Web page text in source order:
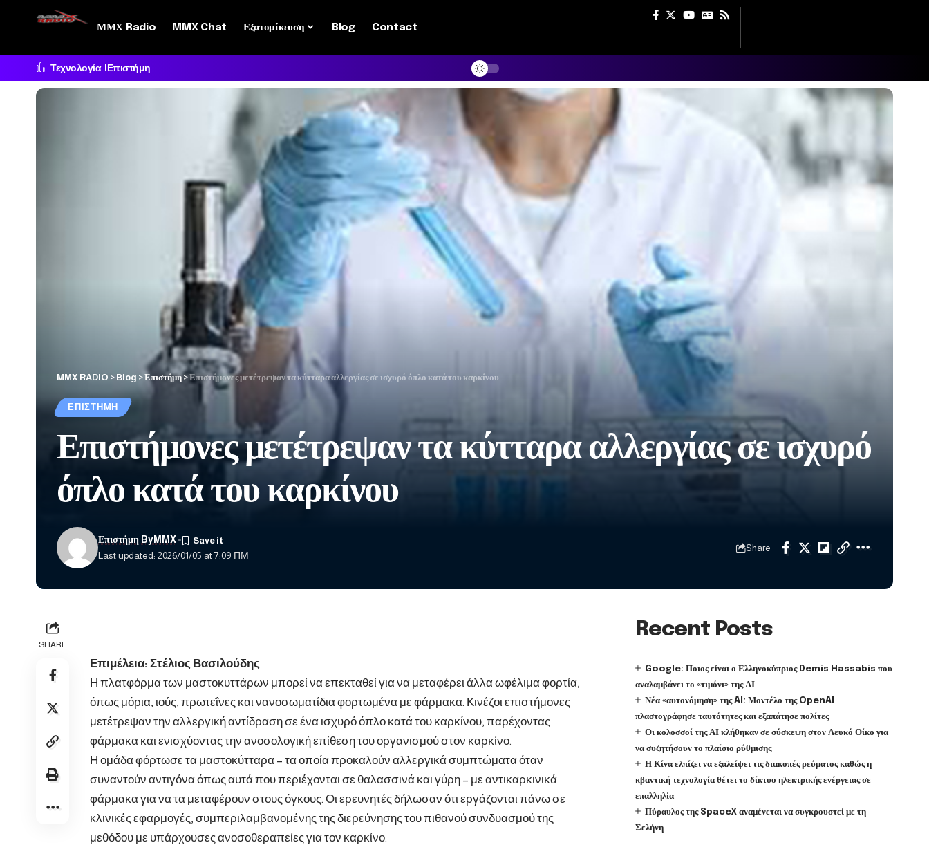
ΜΜΧ Radio MMX Chat Εξατομίκευση Blog Contact
Τεχνολογία Επιστήμη
MMX RADIO > Blog >Επιστήμη>Επιστήμονες μετέτρεψαν τα κύτταρα αλλεργίας σε ισχυρό όπλο κατά του καρκίνου
ΕΠΙΣΤΉΜΗ
Επιστήμονες μετέτρεψαν τα κύτταρα αλλεργίας σε ισχυρό
όπλο κατά του καρκίνου
Last updated: 2026/01/05 at 7:09 ΠΜ
Επιστήμη ByMMX
Share
SHARE
Επιμέλεια: Στέλιος Βασιλούδης
Η πλατφόρμα των μαστοκυττάρων μπορεί να επεκταθεί για να μεταφέρει άλλα ωφέλιμα φορτία,
όπως μόρια, ιούς, πρωτεΐνες και νανοσωματίδια φορτωμένα με φάρμακα. Κινέζοι επιστήμονες
μετέτρεψαν την αλλεργική αντίδραση σε ένα ισχυρό όπλο κατά του καρκίνου, παρέχοντας
φάρμακα και ενισχύοντας την ανοσολογική επίθεση του οργανισμού στον καρκίνο.
Η ομάδα φόρτωσε τα μαστοκύτταρα – τα οποία προκαλούν αλλεργικά συμπτώματα όταν
συναντούν αντιγόνα όπως αυτά που περιέχονται σε θαλασσινά και γύρη – με αντικαρκινικά
φάρμακα για να τα μεταφέρουν στους όγκους. Οι ερευνητές δήλωσαν ότι εργάζονται πάνω σε
κλινικές εφαρμογές, συμπεριλαμβανομένης της διερεύνησης του πιθανού συνδυασμού της
μεθόδου με υπάρχουσες ανοσοθεραπείες για τον καρκίνο.
Recent Posts
Google: Ποιος είναι ο Ελληνοκύπριος Demis Hassabis που
αναλαμβάνει το «τιμόνι» της ΑΙ
Νέα «αυτονόμηση» της AI: Μοντέλο της OpenAI
πλαστογράφησε ταυτότητες και εξαπάτησε πολίτες
Οι κολοσσοί της ΑΙ κλήθηκαν σε σύσκεψη στον Λευκό Οίκο για
να συζητήσουν το πλαίσιο ρύθμισης
Η Κίνα ελπίζει να εξαλείψει τις διακοπές ρεύματος καθώς η
κβαντική τεχνολογία θέτει το δίκτυο ηλεκτρικής ενέργειας σε
επαλληλία
Πύραυλος της SpaceX αναμένεται να συγκρουστεί με τη
Σελήνη